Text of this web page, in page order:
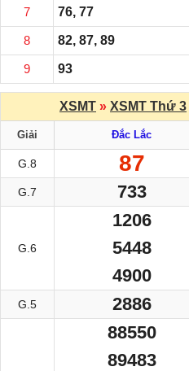
7 76, 77
8 82, 87, 89
9 93
XSMT » XSMT Thứ 3
Giải Đắc Lắc
G.8 87
G.7 733
G.6
1206
5448
4900
G.5 2886
88550
89483